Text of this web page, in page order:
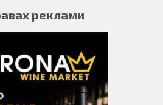
реклами